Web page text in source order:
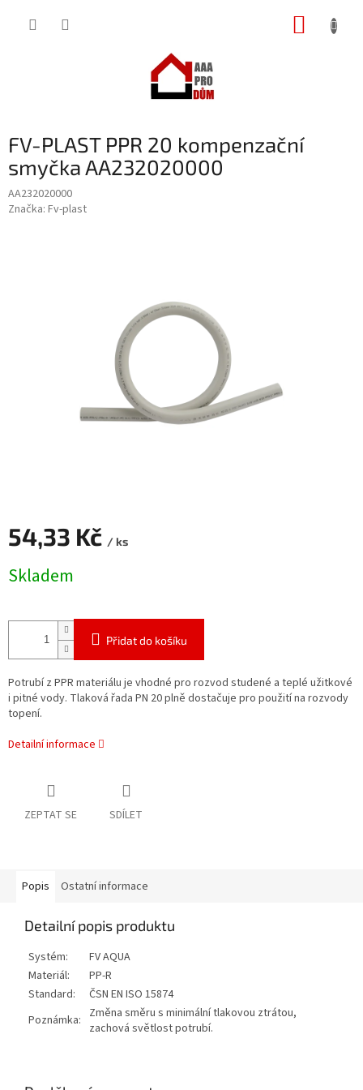
FV-PLAST PPR 20 kompenzační
smyčka AA232020000
AA232020000
Značka: Fv-plast
54,33 Kč / ks
cena:
Skladem
Přidat do košíku
Potrubí z PPR materiálu je vhodné pro rozvod studené a teplé užitkové
i pitné vody. Tlaková řada PN 20 plně dostačuje pro použití na rozvody
topení.
Detailní informace
ZEPTAT SE SDÍLET
Popis Ostatní informace
Detailní popis produktu
Systém:
FV AQUA
Materiál:
PP-R
Standard:
ČSN EN ISO 15874
Poznámka: Změna směru s minimální tlakovou ztrátou,
zachová světlost potrubí.